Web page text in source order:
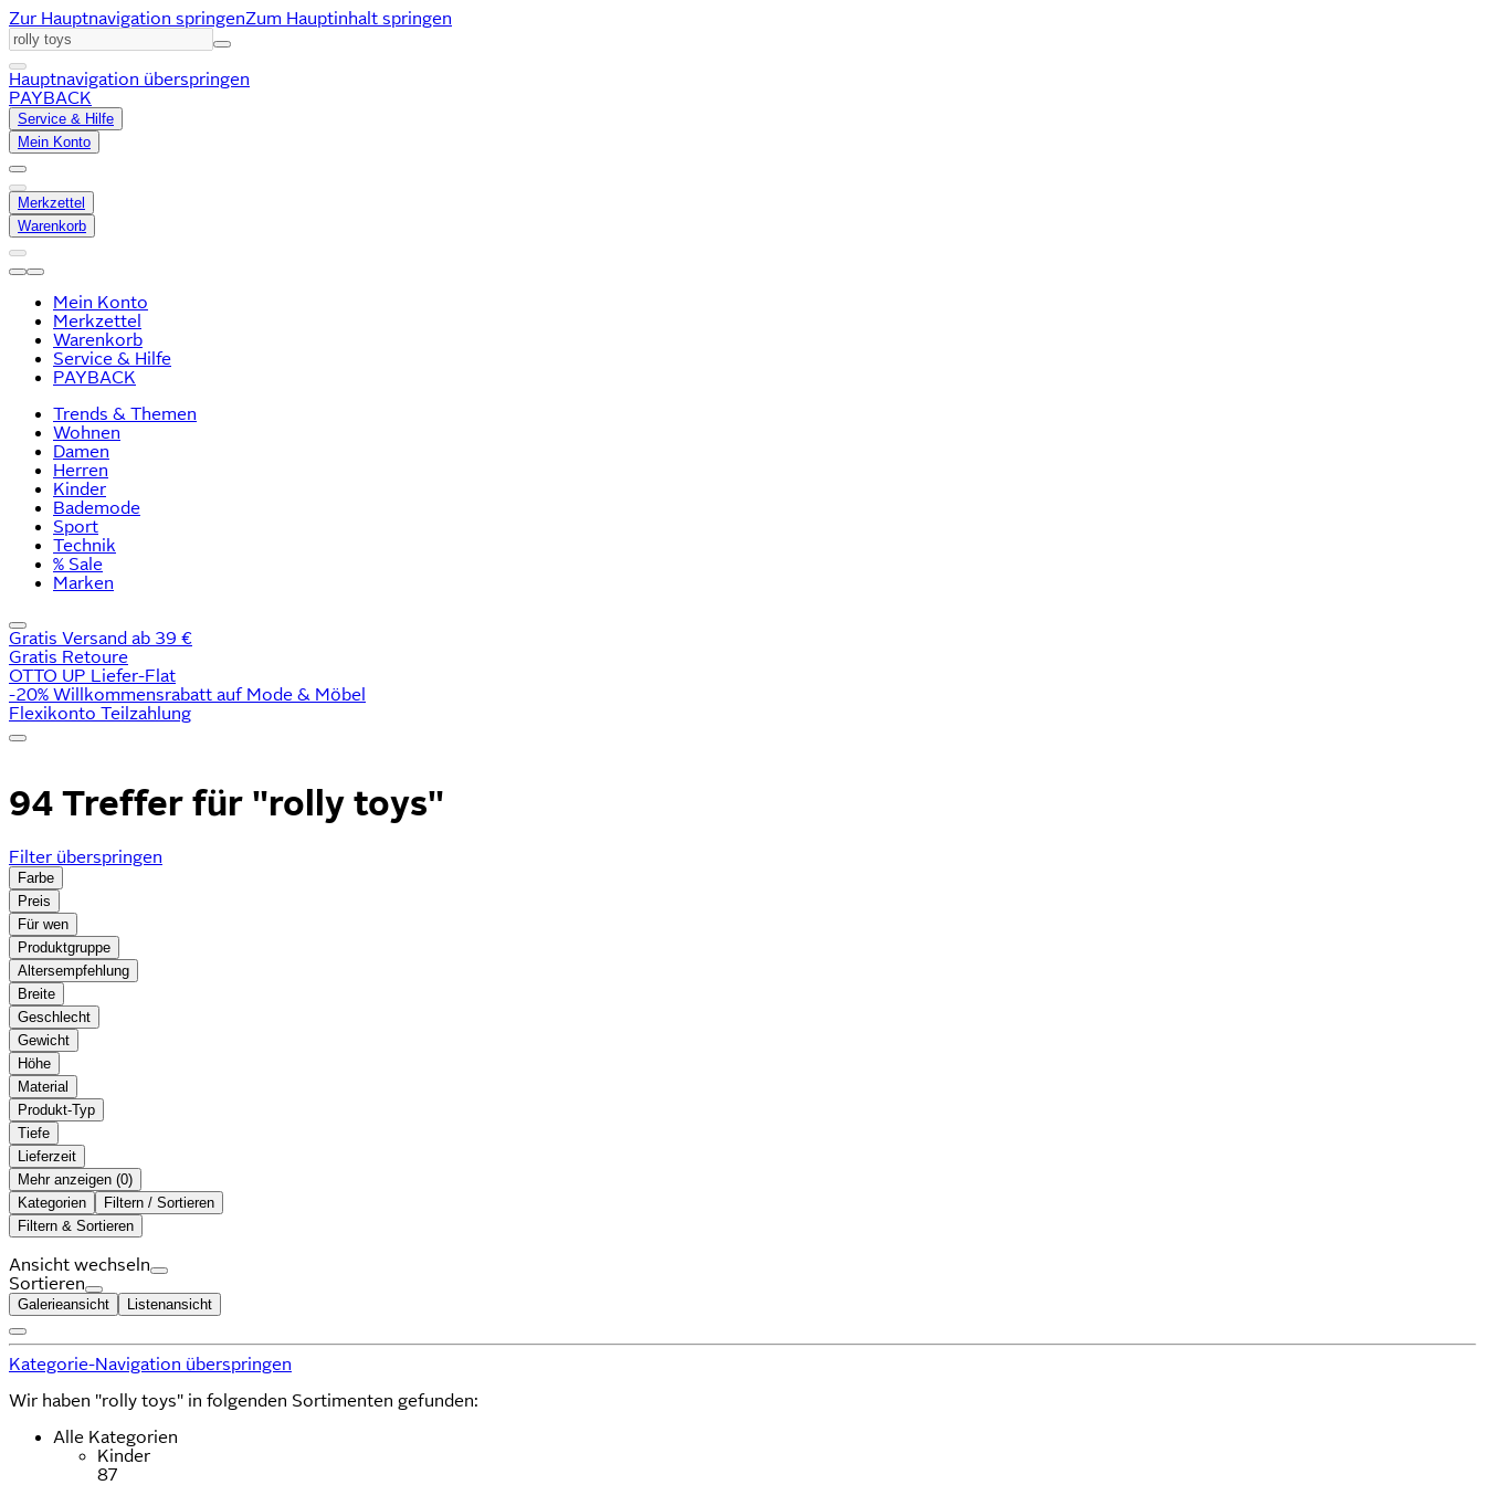
Zur Hauptnavigation springenZum Hauptinhalt springen
Hauptnavigation überspringen
PAYBACK
Service & Hilfe
Mein Konto
Merkzettel
Warenkorb
Mein Konto
Merkzettel
Warenkorb
Service & Hilfe
PAYBACK
Trends & Themen
Wohnen
Damen
Herren
Kinder
Bademode
Sport
Technik
% Sale
Marken
Gratis Versand ab 39 €
Gratis Retoure
OTTO UP Liefer-Flat
-20% Willkommensrabatt auf Mode & Möbel
Flexikonto Teilzahlung
94 Treffer für "rolly toys"
Filter überspringen
Farbe
Preis
Für wen
Produktgruppe
Altersempfehlung
Breite
Geschlecht
Gewicht
Höhe
Material
Produkt-Typ
Tiefe
Lieferzeit
Mehr anzeigen ( )
Kategorien
Filtern / Sortieren
Filtern & Sortieren
Ansicht wechseln
Sortieren
Galerieansicht Listenansicht
Kategorie-Navigation überspringen
Wir haben "rolly toys" in folgenden Sortimenten gefunden:
Alle Kategorien
Kinder
87